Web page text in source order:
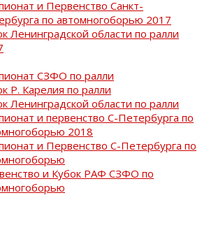
и Первенство Санкт-
по автомногоборью 2017
Ленинградской области по ралли
СЗФО по ралли
Р. Карелия по ралли
Ленинградской области по ралли
и первенство С-Петербурга по
2018
и Первенство С-Петербурга по
и Кубок РАФ СЗФО по